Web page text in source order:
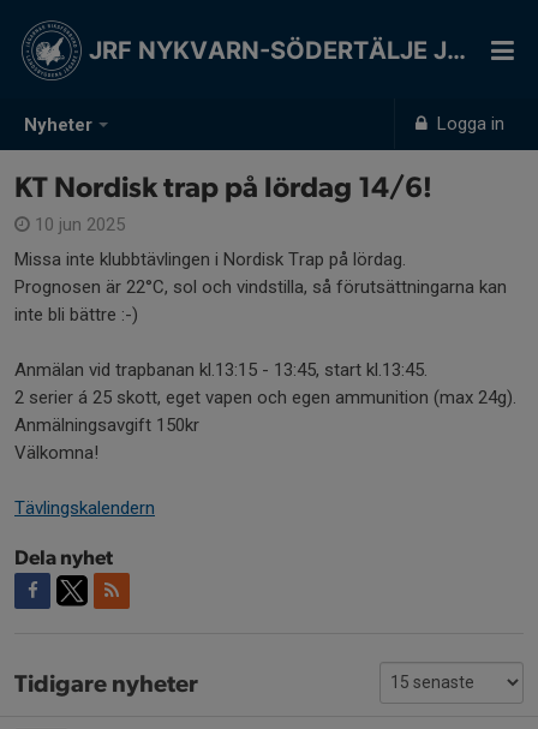
Nyheter Logga in
JRF NYKVARN-SÖDERTÄLJE JSK
KT Nordisk trap på lördag 14/6!
10 jun 2025
Missa inte klubbtävlingen i Nordisk Trap på lördag.
Prognosen är 22°C, sol och vindstilla, så förutsättningarna kan
inte bli bättre :-)
Anmälan vid trapbanan kl.13:15 - 13:45, start kl.13:45.
2 serier á 25 skott, eget vapen och egen ammunition (max 24g).
Anmälningsavgift 150kr
Välkomna!
Tävlingskalendern
Dela nyhet
Tidigare nyheter